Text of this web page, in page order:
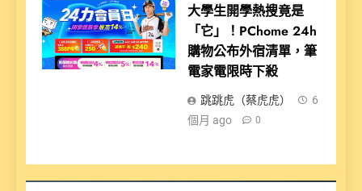
大學生開學熱搜竟是
「它」！PChome 24h
購物公布外宿清單，筆
電家電限時下殺
跳跳虎（蔡虎虎）
6
個月 ago
0